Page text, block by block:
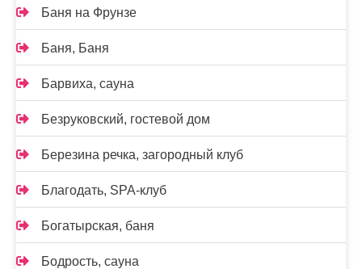
Баня на Фрунзе
Баня, Баня
Барвиха, сауна
Безруковский, гостевой дом
Березина речка, загородный клуб
Благодать, SPA-клуб
Богатырская, баня
Бодрость, сауна